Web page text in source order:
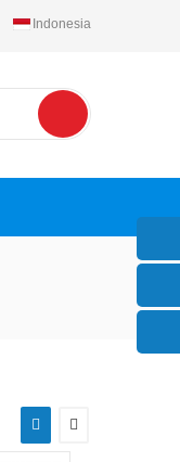
Indonesia